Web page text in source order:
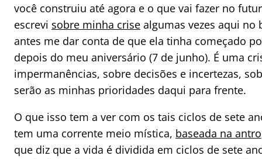
você construiu até agora e o que vai fazer no
escrevi sobre minha crise algumas vezes aqui no
antes me dar conta de que ela tinha começado
depois do meu aniversário (7 de junho). É uma
impermanências, sobre decisões e incertezas,
serão as minhas prioridades daqui para frente.
O que isso tem a ver com os tais ciclos de sete
tem uma corrente meio mística, baseada na
que diz que a vida é dividida em ciclos de sete